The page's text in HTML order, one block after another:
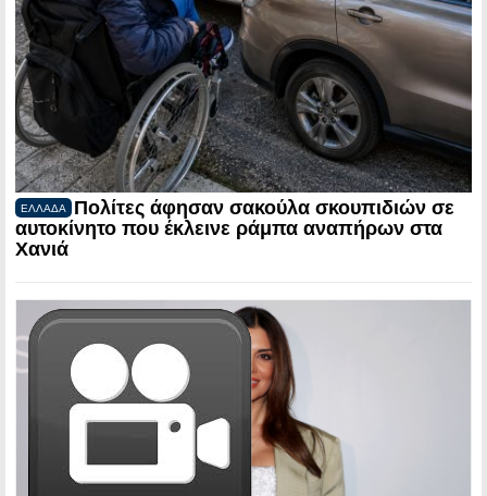
ΕΛΛΑΔΑ
Πολίτες άφησαν σακούλα σκουπιδιών σε
αυτοκίνητο που έκλεινε ράμπα αναπήρων στα
Χανιά